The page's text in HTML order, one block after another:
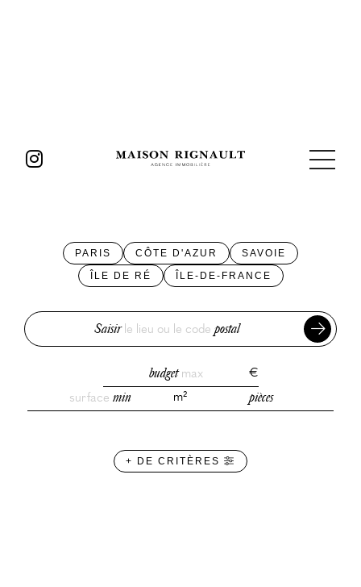
PARIS CÔTE D'AZUR
SAVOIE
ÎLE DE RÉ
ÎLE-DE-FRANCE
Saisirle lieu ou le code postal
budgetmax
€
surface min m² pièces
+ DE CRITÈRES